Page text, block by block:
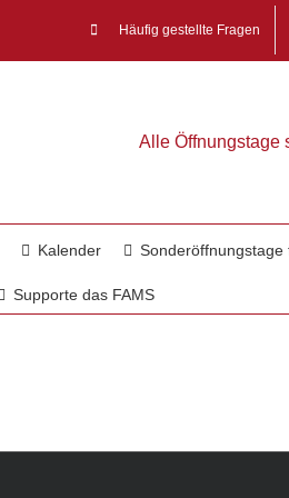
Häufig gestellte Fragen
Alle Öffnungstage
Kalender Sonderöffnungstage
Supporte das FAMS